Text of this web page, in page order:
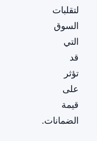
لتقلبات
السوق
التي
قد
تؤثر
على
قيمة
الضمانات.